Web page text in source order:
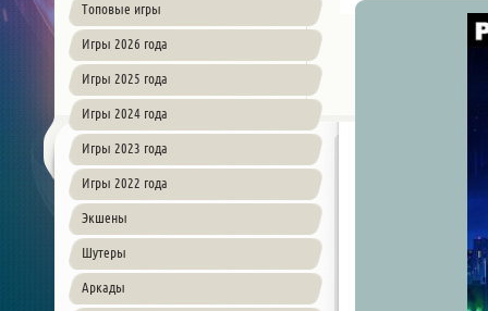
Топовые игры
Игры 2026 года
Игры 2025 года
Игры 2024 года
Игры 2023 года
Игры 2022 года
Экшены
Шутеры
Аркады